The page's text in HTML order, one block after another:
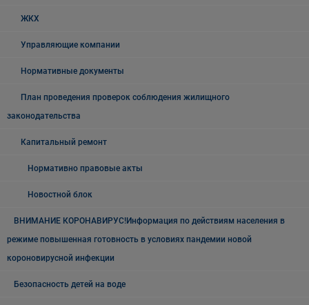
ЖКХ
Управляющие компании
Нормативные документы
План проведения проверок соблюдения жилищного
законодательства
Капитальный ремонт
Нормативно правовые акты
Новостной блок
ВНИМАНИЕ КОРОНАВИРУС!Информация по действиям населения в
режиме повышенная готовность в условиях пандемии новой
короновирусной инфекции
Безопасность детей на воде